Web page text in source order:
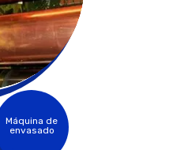
Máquina de
envasado